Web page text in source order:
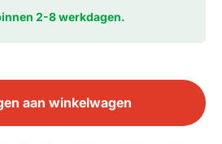
2-8 werkdagen.
aan winkelwagen